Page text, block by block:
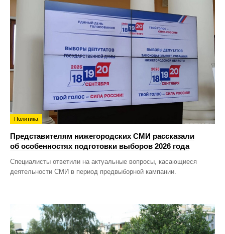
Политика
Представителям нижегородских СМИ рассказали
об особенностях подготовки выборов 2026 года
Специалисты ответили на актуальные вопросы, касающиеся
деятельности СМИ в период предвыборной кампании.